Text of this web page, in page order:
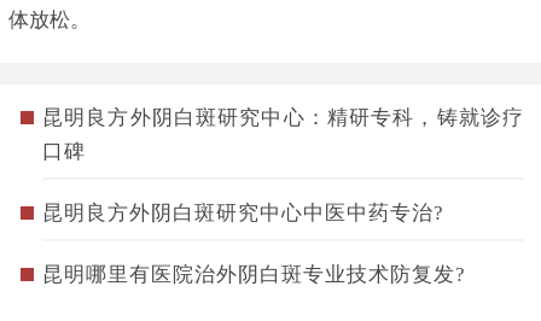
体放松。
昆明良方外阴白斑研究中心：精研专科，铸就诊疗
口碑
昆明良方外阴白斑研究中心中医中药专治?
昆明哪里有医院治外阴白斑专业技术防复发?